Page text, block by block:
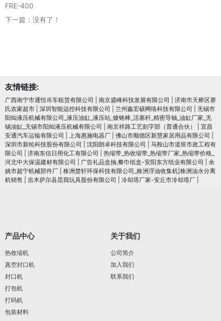
FRE-400
下一篇：没有了！
友情链接:
广西南宁市通恒吊车租赁有限公司 南京盛峰科技发展有限公司
济南市天桥区赛
氏农家超市
深圳智能远控科技有限公司 兰州鑫宏硕网络科技有限公司
无锡市
阳灿液压机械有限公司_液压油缸_液压站_镀铬棒_活塞杆_精密导轴_油缸厂家_无
锡油缸_无锡市阳灿液压机械有限公司
南京祥路工艺刻字部（普通合伙）
宜昌
安通汽车运输有限公司
上海惠施电器厂 佛山市顺德区新慧家居用品有限公司
深圳市新纶科技股份有限公司
沈阳朗卓科技有限公司
马鞍山市道班市政工程有
限公司
济南东信日用化工有限公司
热缩带_热收缩带_热缩带厂家_热缩带价格_
河北中大保温建材有限公司
广告礼品盒抽,餐巾纸盒-安阳东方纸业有限公司
余
姚市超宁机械部件厂
株洲楚轩环保科技有限公司_株洲浮油收集机|株洲油水分离
机销售
吉木萨尔县昆我玩具股份有限公司 冷却塔厂家-安丘市冷却塔厂
产品中心
热收缩机
真空封口机
封口机
打包机
打码机
包装材料
关于我们
公司简介
加入我们
联系我们